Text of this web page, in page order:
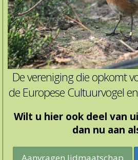
De vereniging die opkomt
de Europese Cultuurvogel
Wilt u hier ook deel van
dan nu aan